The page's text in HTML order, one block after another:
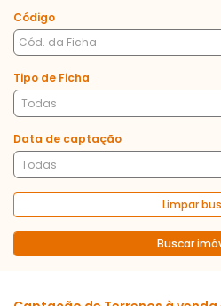
Código
Tipo de Ficha
Data de captação
Limpar
Buscar